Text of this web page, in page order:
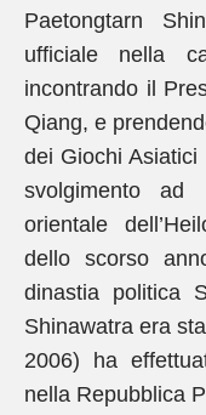
Paetongtarn
ufficiale nella
incontrando il
Qiang, e
dei Giochi
svolgimento ad
orientale
dello scorso
dinastia politica
Shinawatra era
2006) ha
nella Repubblica